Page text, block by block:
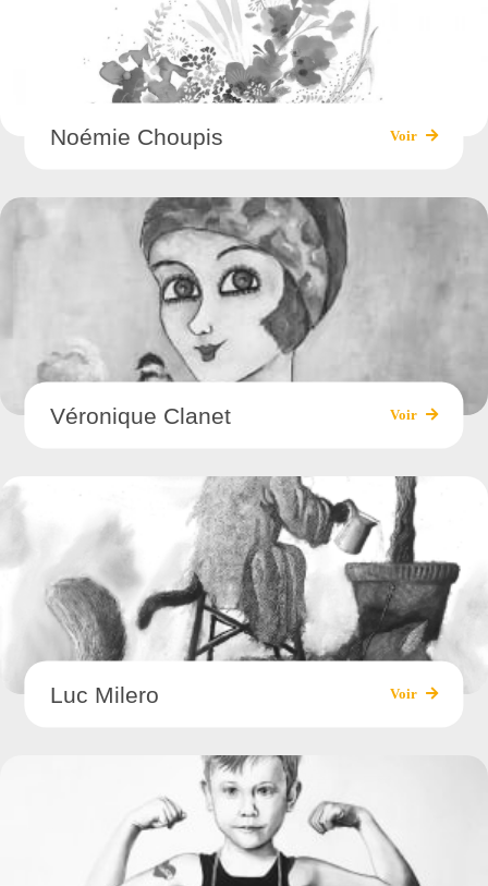
Noémie Choupis Voir
Véronique Clanet Voir
Luc Milero Voir